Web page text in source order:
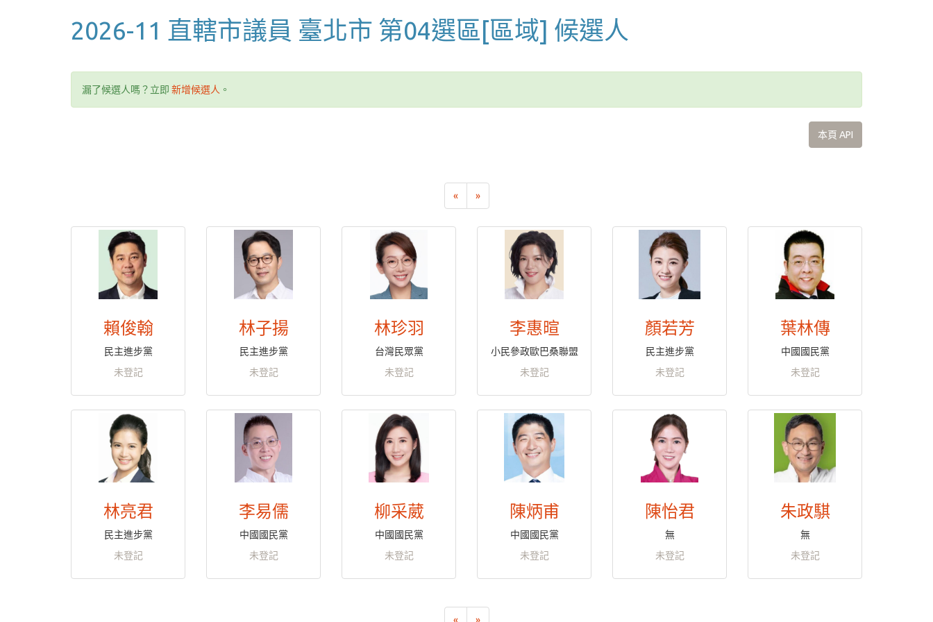
2026-11 直轄市議員 臺北市 第04選區[區域] 候選人
漏了候選人嗎？立即 新增候選人 。
本頁 API
« »
賴俊翰
民主進步黨
未登記
林子揚
民主進步黨
未登記
林珍羽
台灣民眾黨
未登記
李惠暄
小民參政歐巴桑聯盟
未登記
顏若芳
民主進步黨
未登記
葉林傳
中國國民黨
未登記
林亮君
民主進步黨
未登記
李易儒
中國國民黨
未登記
柳采葳
中國國民黨
未登記
陳炳甫
中國國民黨
未登記
陳怡君
無
未登記
朱政騏
無
未登記